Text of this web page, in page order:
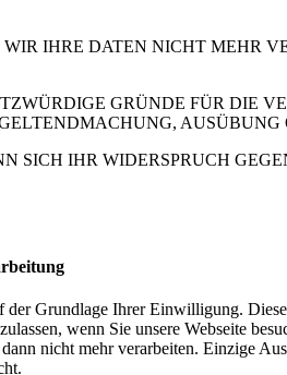
WIR IHRE DATEN NICHT MEHR
GRÜNDE FÜR DIE
SICH IHR WIDERSPRUCH
Grundlage Ihrer Einwilligung.
wenn Sie unsere Webseite
nicht mehr verarbeiten. Einzige